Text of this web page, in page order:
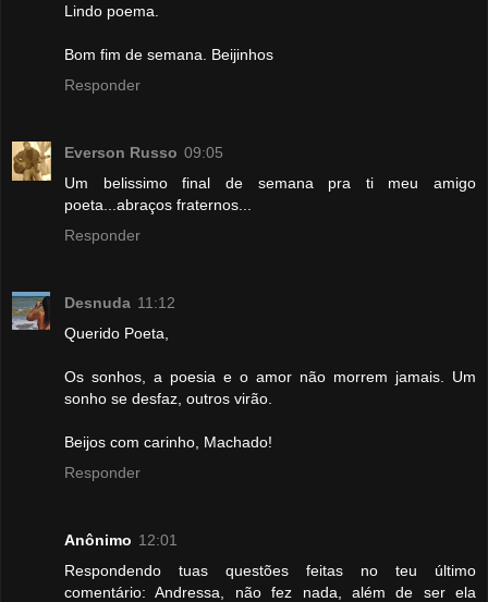
Lindo poema.
Bom fim de semana. Beijinhos
Responder
Everson Russo 09:05
Um belissimo final de semana pra ti meu amigo
poeta...abraços fraternos...
Responder
Desnuda 11:12
Querido Poeta,
Os sonhos, a poesia e o amor não morrem jamais. Um
sonho se desfaz, outros virão.
Beijos com carinho, Machado!
Responder
Anônimo 12:01
Respondendo tuas questões feitas no teu último
comentário: Andressa, não fez nada, além de ser ela